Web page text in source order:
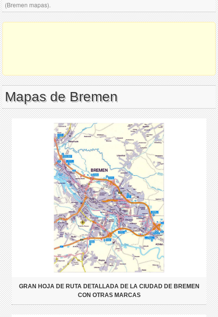
(Bremen mapas).
Mapas de Bremen
GRAN HOJA DE RUTA DETALLADA DE LA CIUDAD DE BREMEN
CON OTRAS MARCAS